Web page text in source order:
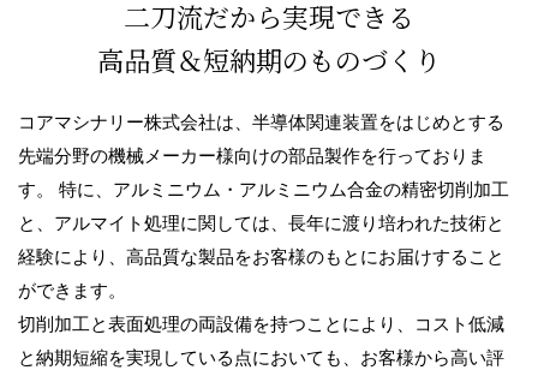
二刀流だから実現できる
高品質＆短納期のものづくり
コアマシナリー株式会社は、半導体関連装置をはじめとする
先端分野の機械メーカー様向けの部品製作を行っておりま
す。 特に、アルミニウム・アルミニウム合金の精密切削加工
と、アルマイト処理に関しては、長年に渡り培われた技術と
経験により、高品質な製品をお客様のもとにお届けすること
ができます。
切削加工と表面処理の両設備を持つことにより、コスト低減
と納期短縮を実現している点においても、お客様から高い評